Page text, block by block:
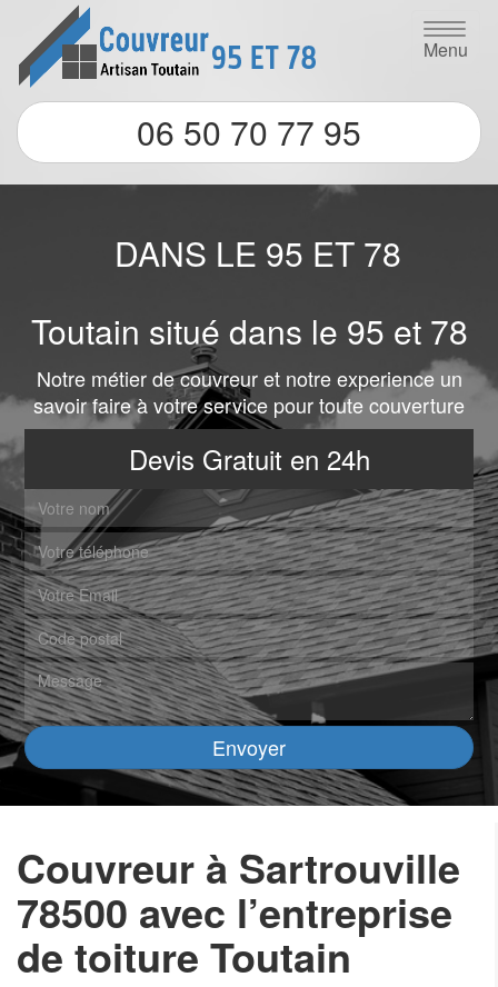
Menu
06 50 70 77 95
NOUS SOMMES
PRESENTS
DANS LE 95 ET 78
Toutain situé dans le 95 et 78
Notre métier de couvreur et notre experience un
savoir faire à votre service pour toute couverture
Devis Gratuit en 24h
Couvreur à Sartrouville
78500 avec l’entreprise
de toiture Toutain